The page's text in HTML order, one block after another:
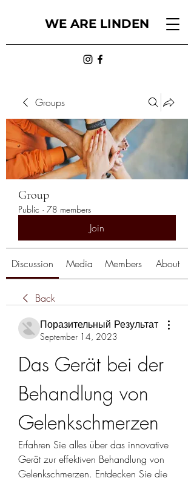
WE ARE LINDEN
Groups
Group
Public · 78 members
Join
Discussion Media Members About
Back
Поразительный Результат
September 14, 2023
Das Gerät bei der
Behandlung von
Gelenkschmerzen
Erfahren Sie alles über das innovative
Gerät zur effektiven Behandlung von
Gelenkschmerzen. Entdecken Sie die